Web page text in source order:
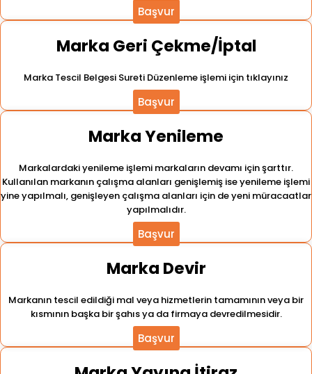
Başvur
Marka Geri Çekme/İptal
Marka Tescil Belgesi Sureti Düzenleme işlemi için tıklayınız
Başvur
Marka Yenileme
Markalardaki yenileme işlemi markaların devamı için şarttır.
Kullanılan markanın çalışma alanları genişlemiş ise yenileme işlemi
yine yapılmalı, genişleyen çalışma alanları için de yeni müracaatlar
yapılmalıdır.
Başvur
Marka Devir
Markanın tescil edildiği mal veya hizmetlerin tamamının veya bir
kısmının başka bir şahıs ya da firmaya devredilmesidir.
Başvur